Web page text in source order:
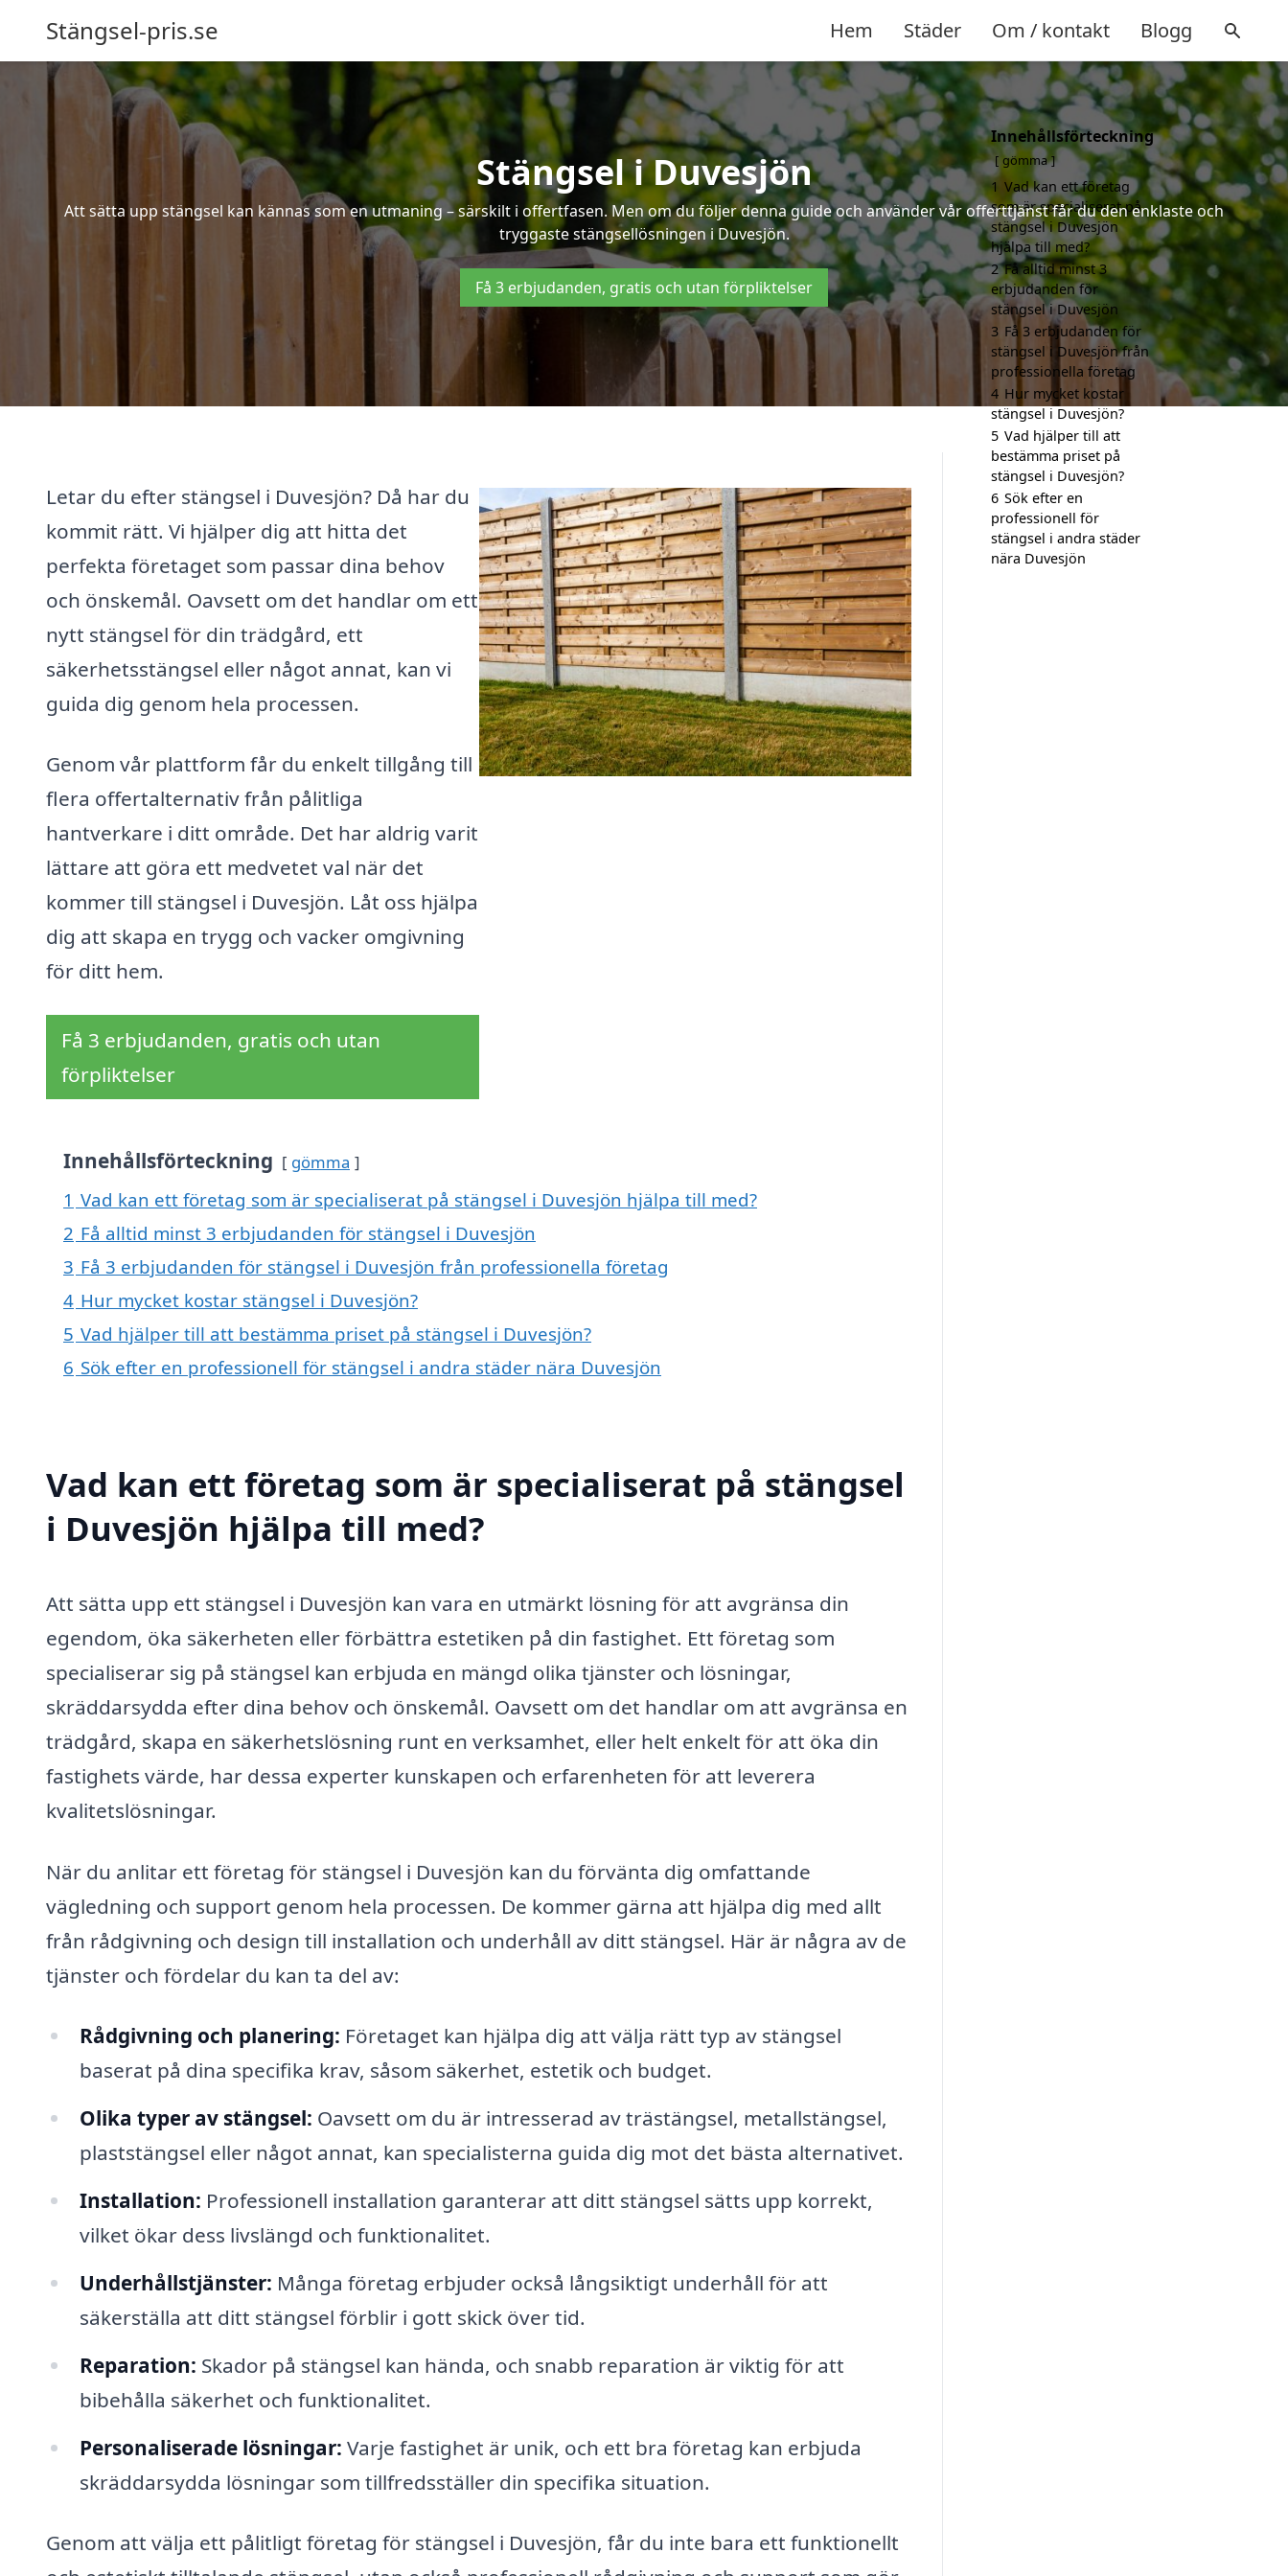
Stängsel-pris.se Hem Städer Om / kontakt Blogg
Stängsel i Duvesjön
Att sätta upp stängsel kan kännas som en utmaning – särskilt i offertfasen. Men om du följer denna guide och använder vår offerttjänst får du den enklaste och
tryggaste stängsellösningen i Duvesjön.
Få 3 erbjudanden, gratis och utan förpliktelser
Letar du efter stängsel i Duvesjön? Då har du
kommit rätt. Vi hjälper dig att hitta det
perfekta företaget som passar dina behov
och önskemål. Oavsett om det handlar om ett
nytt stängsel för din trädgård, ett
säkerhetsstängsel eller något annat, kan vi
guida dig genom hela processen.
Genom vår plattform får du enkelt tillgång till
flera offertalternativ från pålitliga
hantverkare i ditt område. Det har aldrig varit
lättare att göra ett medvetet val när det
kommer till stängsel i Duvesjön. Låt oss hjälpa
dig att skapa en trygg och vacker omgivning
för ditt hem.
Få 3 erbjudanden, gratis och utan
förpliktelser
Innehållsförteckning gömma
1 Vad kan ett företag som är specialiserat på stängsel i Duvesjön hjälpa till med?
2 Få alltid minst 3 erbjudanden för stängsel i Duvesjön
3 Få 3 erbjudanden för stängsel i Duvesjön från professionella företag
4 Hur mycket kostar stängsel i Duvesjön?
5 Vad hjälper till att bestämma priset på stängsel i Duvesjön?
6 Sök efter en professionell för stängsel i andra städer nära Duvesjön
Vad kan ett företag som är specialiserat på stängsel
i Duvesjön hjälpa till med?
Att sätta upp ett stängsel i Duvesjön kan vara en utmärkt lösning för att avgränsa din
egendom, öka säkerheten eller förbättra estetiken på din fastighet. Ett företag som
specialiserar sig på stängsel kan erbjuda en mängd olika tjänster och lösningar,
skräddarsydda efter dina behov och önskemål. Oavsett om det handlar om att avgränsa en
trädgård, skapa en säkerhetslösning runt en verksamhet, eller helt enkelt för att öka din
fastighets värde, har dessa experter kunskapen och erfarenheten för att leverera
kvalitetslösningar.
När du anlitar ett företag för stängsel i Duvesjön kan du förvänta dig omfattande
vägledning och support genom hela processen. De kommer gärna att hjälpa dig med allt
från rådgivning och design till installation och underhåll av ditt stängsel. Här är några av de
tjänster och fördelar du kan ta del av:
Rådgivning och planering: Företaget kan hjälpa dig att välja rätt typ av stängsel
baserat på dina specifika krav, såsom säkerhet, estetik och budget.
Olika typer av stängsel: Oavsett om du är intresserad av trästängsel, metallstängsel,
plaststängsel eller något annat, kan specialisterna guida dig mot det bästa alternativet.
Installation: Professionell installation garanterar att ditt stängsel sätts upp korrekt,
vilket ökar dess livslängd och funktionalitet.
Underhållstjänster: Många företag erbjuder också långsiktigt underhåll för att
säkerställa att ditt stängsel förblir i gott skick över tid.
Reparation: Skador på stängsel kan hända, och snabb reparation är viktig för att
bibehålla säkerhet och funktionalitet.
Personaliserade lösningar: Varje fastighet är unik, och ett bra företag kan erbjuda
skräddarsydda lösningar som tillfredsställer din specifika situation.
Genom att välja ett pålitligt företag för stängsel i Duvesjön, får du inte bara ett funktionellt
Innehållsförteckning
gömma
1 Vad kan ett företag
som är specialiserat på
stängsel i Duvesjön
hjälpa till med?
2 Få alltid minst 3
erbjudanden för
stängsel i Duvesjön
3 Få 3 erbjudanden för
stängsel i Duvesjön från
professionella företag
4 Hur mycket kostar
stängsel i Duvesjön?
5 Vad hjälper till att
bestämma priset på
stängsel i Duvesjön?
6 Sök efter en
professionell för
stängsel i andra städer
nära Duvesjön